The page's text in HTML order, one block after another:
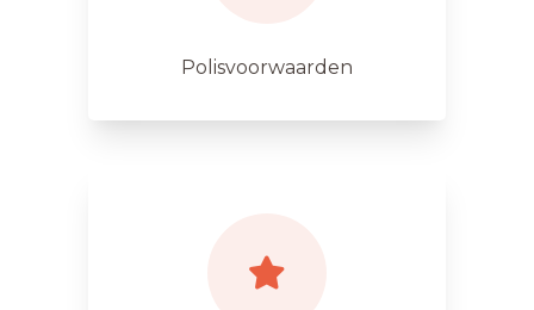
Polisvoorwaarden